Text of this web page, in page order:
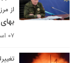
از
۰۷ اسفند ۱۴۰۴